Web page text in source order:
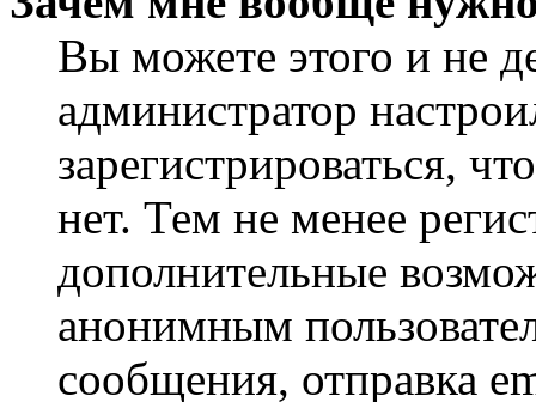
Вы можете этого и не
администратор
зарегистрироваться,
нет. Тем не менее
дополнительные
анонимным
сообщения, отправка